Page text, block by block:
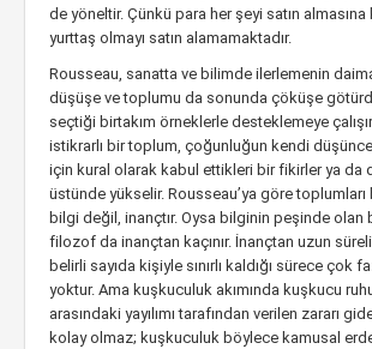
de yöneltir. Çünkü para her şeyi satın almasına
yurttaş olmayı satın alamamaktadır.
Rousseau, sanatta ve bilimde ilerlemenin
düşüşe ve toplumu da sonunda çöküşe
seçtiği birtakım örneklerle desteklemeye
istikrarlı bir toplum, çoğunluğun kendi düşünce
için kural olarak kabul ettikleri bir fikirler ya da
üstünde yükselir. Rousseau’ya göre toplumları
bilgi değil, inançtır. Oysa bilginin peşinde olan
filozof da inançtan kaçınır. İnançtan uzun süreli
belirli sayıda kişiyle sınırlı kaldığı sürece çok
yoktur. Ama kuşkuculuk akımında kuşkucu
arasındaki yayılımı tarafından verilen zararı
kolay olmaz; kuşkuculuk böylece kamusal